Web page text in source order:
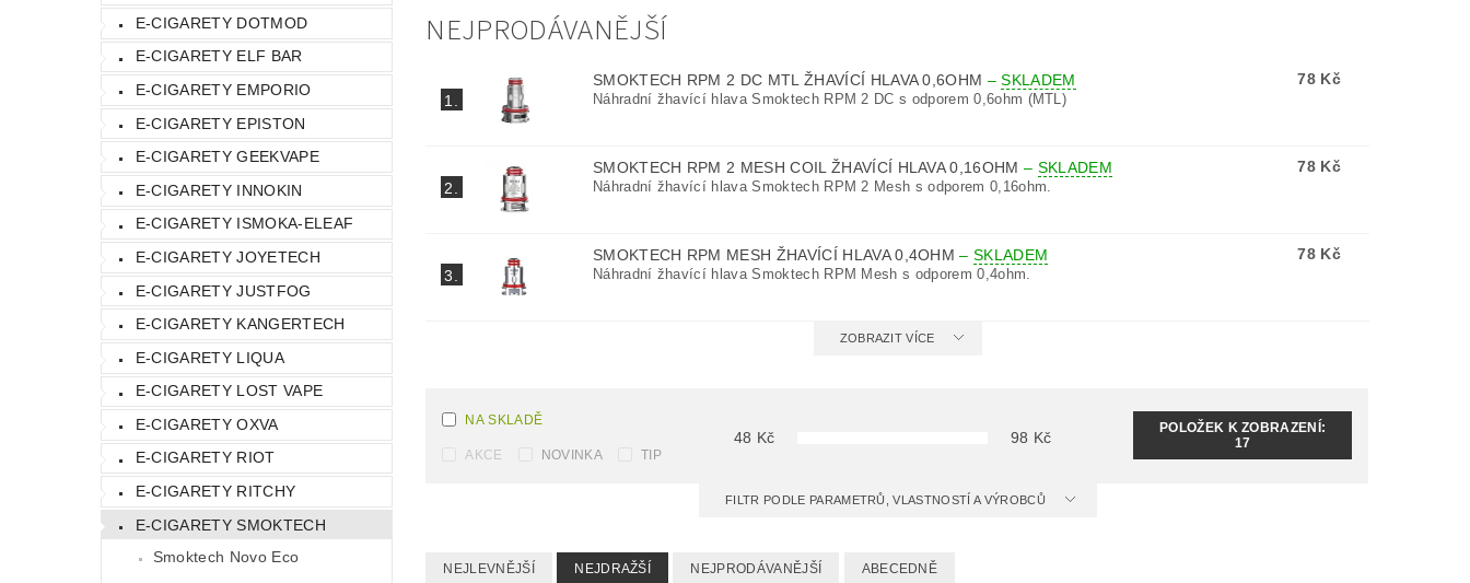
E-CIGARETY DOTMOD
E-CIGARETY ELF BAR
E-CIGARETY EMPORIO
E-CIGARETY EPISTON
E-CIGARETY GEEKVAPE
E-CIGARETY INNOKIN
E-CIGARETY ISMOKA-ELEAF
E-CIGARETY JOYETECH
E-CIGARETY JUSTFOG
E-CIGARETY KANGERTECH
E-CIGARETY LIQUA
E-CIGARETY LOST VAPE
E-CIGARETY OXVA
E-CIGARETY RIOT
E-CIGARETY RITCHY
E-CIGARETY SMOKTECH
Smoktech Novo Eco
NEJPRODÁVANĚJŠÍ
1.
SMOKTECH RPM 2 DC MTL ŽHAVÍCÍ HLAVA 0,6OHM –SKLADEM
Náhradní žhavící hlava Smoktech RPM 2 DC s odporem 0,6ohm (MTL)
78 Kč
2.
SMOKTECH RPM 2 MESH COIL ŽHAVÍCÍ HLAVA 0,16OHM – SKLADEM
Náhradní žhavící hlava Smoktech RPM 2 Mesh s odporem 0,16ohm.
78 Kč
3.
SMOKTECH RPM MESH ŽHAVÍCÍ HLAVA 0,4OHM–SKLADEM
Náhradní žhavící hlava Smoktech RPM Mesh s odporem 0,4ohm.
78 Kč
ZOBRAZIT VÍCE
NA SKLADĚ
AKCE NOVINKA TIP
48 Kč 98 Kč
POLOŽEK K ZOBRAZENÍ:
17
FILTR PODLE PARAMETRŮ, VLASTNOSTÍ A VÝROBCŮ
NEJLEVNĚJŠÍ NEJDRAŽŠÍ NEJPRODÁVANĚJŠÍ ABECEDNĚ